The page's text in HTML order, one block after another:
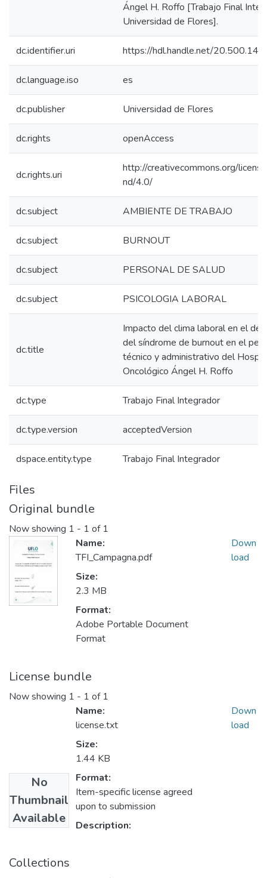
Ángel H. Roffo [Trabajo Final
Universidad de Flores].
dc.identifier.uri https://hdl.handle.net/
dc.language.iso es
dc.publisher Universidad de Flores
dc.rights openAccess
dc.rights.uri
http://creativecommons.org/
nd/4.0/
dc.subject AMBIENTE DE TRABAJO
dc.subject BURNOUT
dc.subject PERSONAL DE SALUD
dc.subject PSICOLOGIA LABORAL
dc.title
Impacto del clima laboral en el
del síndrome de burnout en el
técnico y administrativo del
Oncológico Ángel H. Roffo
dc.type Trabajo Final Integrador
dc.type.version acceptedVersion
dspace.entity.type Trabajo Final Integrador
Files
Original bundle
Now showing 1 - 1 of 1
Name:
TFI_Campagna.pdf
Size:
2.3 MB
Format:
Adobe Portable Document
Format
Down
load
License bundle
Now showing 1 - 1 of 1
No
Thumbnail
Available
Name:
license.txt
Size:
1.44 KB
Format:
Item-specific license agreed
upon to submission
Description:
Down
load
Collections